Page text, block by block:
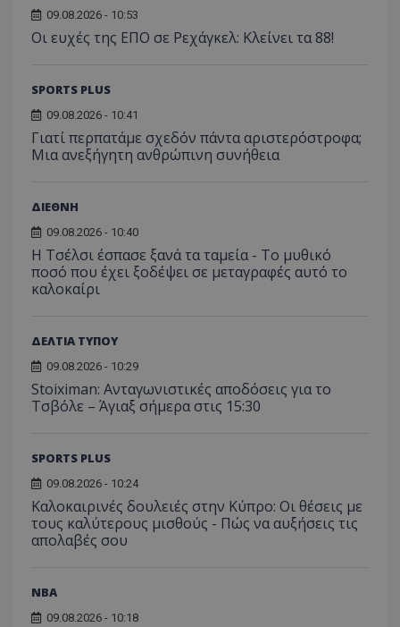
09.08.2026 - 10:53
Οι ευχές της ΕΠΟ σε Ρεχάγκελ: Κλείνει τα 88!
SPORTS PLUS
09.08.2026 - 10:41
Γιατί περπατάμε σχεδόν πάντα αριστερόστροφα;
Μια ανεξήγητη ανθρώπινη συνήθεια
ΔΙΕΘΝΗ
09.08.2026 - 10:40
Η Τσέλσι έσπασε ξανά τα ταμεία - Το μυθικό
ποσό που έχει ξοδέψει σε μεταγραφές αυτό το
καλοκαίρι
ΔΕΛΤΙΑ ΤΥΠΟΥ
09.08.2026 - 10:29
Stoiximan: Ανταγωνιστικές αποδόσεις για το
Τσβόλε – Άγιαξ σήμερα στις 15:30
SPORTS PLUS
09.08.2026 - 10:24
Καλοκαιρινές δουλειές στην Κύπρο: Οι θέσεις με
τους καλύτερους μισθούς - Πώς να αυξήσεις τις
απολαβές σου
NBA
09.08.2026 - 10:18